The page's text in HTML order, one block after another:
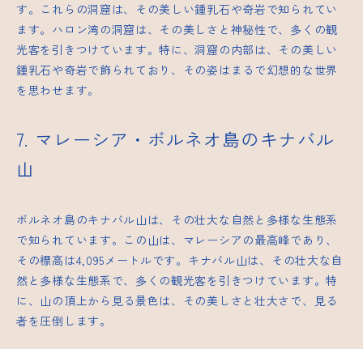
す。これらの洞窟は、その美しい鍾乳石や奇岩で知られてい
ます。ハロン湾の洞窟は、その美しさと神秘性で、多くの観
光客を引きつけています。特に、洞窟の内部は、その美しい
鍾乳石や奇岩で飾られており、その姿はまるで幻想的な世界
を思わせます。
7. マレーシア・ボルネオ島のキナバル
山
ボルネオ島のキナバル山は、その壮大な自然と多様な生態系
で知られています。この山は、マレーシアの最高峰であり、
その標高は4,095メートルです。キナバル山は、その壮大な自
然と多様な生態系で、多くの観光客を引きつけています。特
に、山の頂上から見る景色は、その美しさと壮大さで、見る
者を圧倒します。